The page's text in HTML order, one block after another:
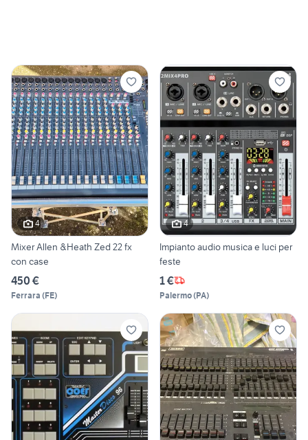
4
Mixer Allen &Heath Zed 22 fx
con case
450 €
Ferrara (FE)
4
Impianto audio musica e luci per
feste
1 €
Palermo(PA)